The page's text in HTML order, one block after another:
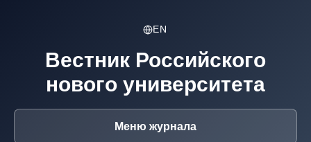
EN
Вестник Российского
нового университета
Меню журнала